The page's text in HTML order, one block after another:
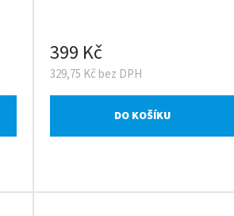
329,75 Kč bez DPH
399 Kč
DO KOŠÍKU